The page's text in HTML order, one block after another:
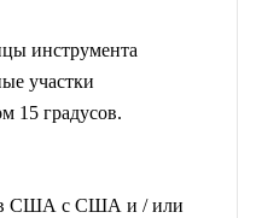
инструмента
участки
15 градусов.
в США с США и / или